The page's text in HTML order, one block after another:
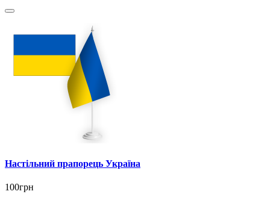
Настільний прапорець Україна
100грн